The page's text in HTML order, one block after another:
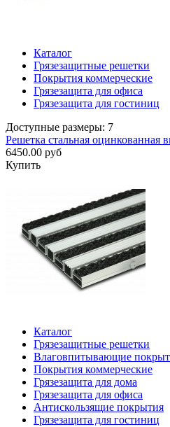
Каталог
Грязезащитные решетки
Покрытия коммерческие
Грязезащита для офиса
Грязезащита для гостиниц
Доступные размеры: 7
Решетка стальная оцинкованная
6450.00 руб
Купить
Каталог
Грязезащитные решетки
Влаговпитывающие
Покрытия коммерческие
Грязезащита для дома
Грязезащита для офиса
Антискользящие покрытия
Грязезащита для гостиниц